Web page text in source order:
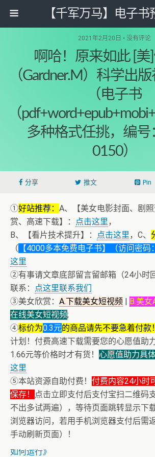
【千军万马】电子书
2021年2月20日 • 没有评论
啊哈！原来如此 [美
（Gardner.M）科学出
（电子书
（
多种格式任挑，编号
0150）
分享 推文 Pin
①好站推荐： A、【美女电影封面、剧
赏、高速下载】：
点击这里，
B、【看片技术提升】：
点击这里，C、
（ 【4000多本免费电子书】（访问密码
这里
②有事请文章底部留言留邮箱（24小时
联系：
点这里联系我们
③美女欣赏： A.下载美女短视频 | B.美
在线美女短视频;
④标价为0.3元的商品请先不要急着付款
计划！付费高速下载需要您的心愿值助
1.66元等价格时才有货！ 心愿值助力具
这里
⑤本站资源自助付费！ 付费内容24小时
保存！
点击立即支付后支付宝扫二维码
不出多试两遍），等待页面跳转显示下
浏览器访问，若用手机浏览器支付后需
手动刷新页面）！
+ 【真·核心技术】搜片神器+下载+在线
+ 恒星世界在暴力中诞生，也在暴力中
如何运行》